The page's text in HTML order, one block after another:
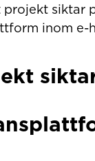
projekt siktar
inom e-